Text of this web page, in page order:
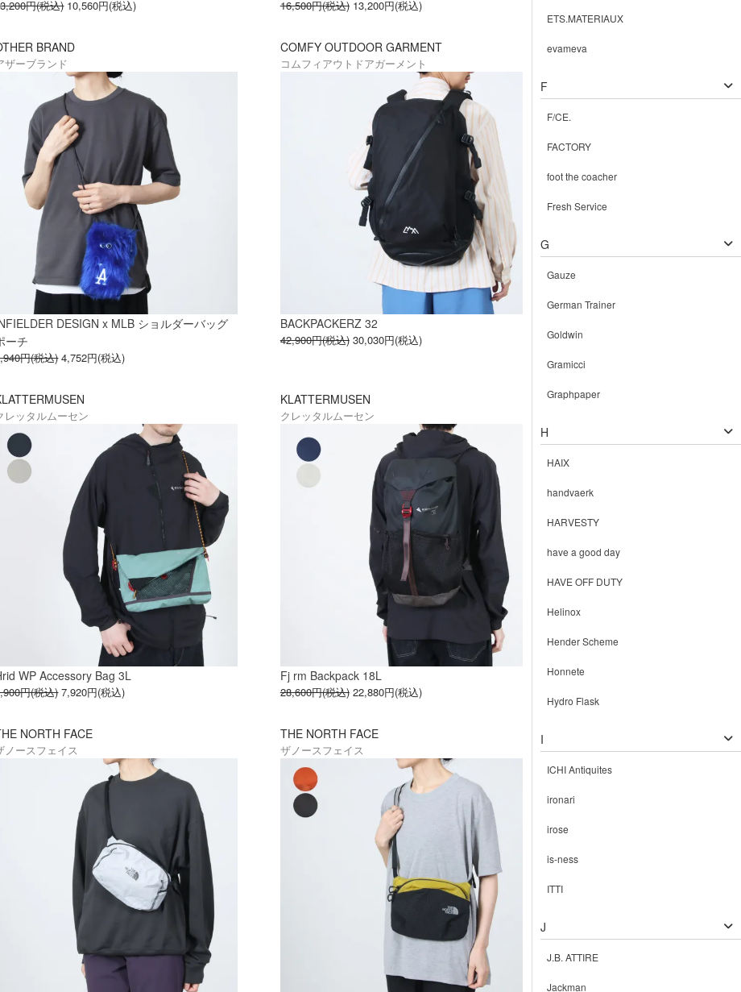
円(税込) 10,560円(税込) 16,500円(税込) 13,200円(税込)
BRAND
ザーブランド
DESIGN x MLB ショルダーバッグ
ーチ
円(税込) 4,752円(税込)
COMFY OUTDOOR GARMENT
コムフィアウトドアガーメント
BACKPACKERZ 32
42,900円(税込) 30,030円(税込)
レッタルムーセン
WP Accessory Bag 3L
円(税込) 7,920円(税込)
KLATTERMUSEN
クレッタルムーセン
Fj rm Backpack 18L
28,600円(税込) 22,880円(税込)
NORTH FACE
ノースフェイス
THE NORTH FACE
ザノースフェイス
ETS.MATERIAUX
evameva
F
F/CE.
FACTORY
foot the coacher
Fresh Service
G
Gauze
German Trainer
Goldwin
Gramicci
Graphpaper
H
HAIX
handvaerk
HARVESTY
have a good day
HAVE OFF DUTY
Helinox
Hender Scheme
Honnete
Hydro Flask
I
ICHI Antiquites
ironari
irose
is-ness
ITTI
J
J.B. ATTIRE
Jackman